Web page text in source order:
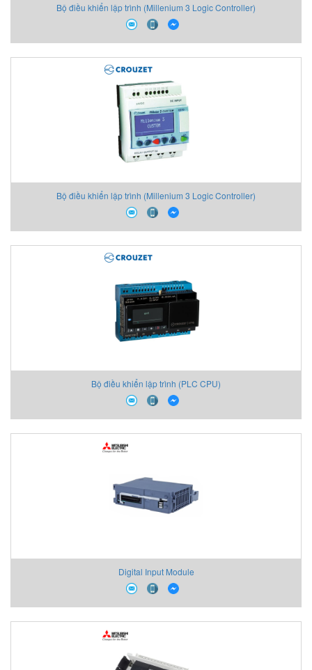
Bộ điều khiển lập trình (Millenium 3 Logic Controller)
Bộ điều khiển lập trình (Millenium 3 Logic Controller)
Bộ điều khiển lập trình (PLC CPU)
Digital Input Module